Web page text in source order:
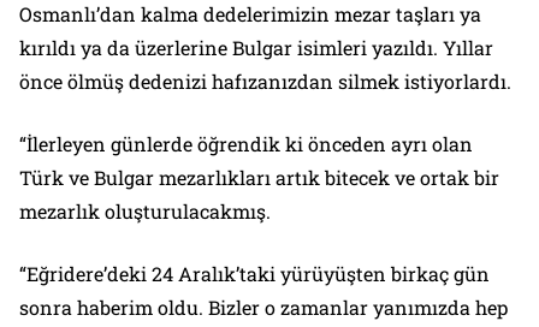
Osmanlı’dan kalma dedelerimizin mezar taşları ya
kırıldı ya da üzerlerine Bulgar isimleri yazıldı. Yıllar
önce ölmüş dedenizi hafızanızdan silmek istiyorlardı.
“İlerleyen günlerde öğrendik ki önceden ayrı olan
Türk ve Bulgar mezarlıkları artık bitecek ve ortak bir
mezarlık oluşturulacakmış.
“Eğridere’deki 24 Aralık’taki yürüyüşten birkaç gün
sonra haberim oldu. Bizler o zamanlar yanımızda hep